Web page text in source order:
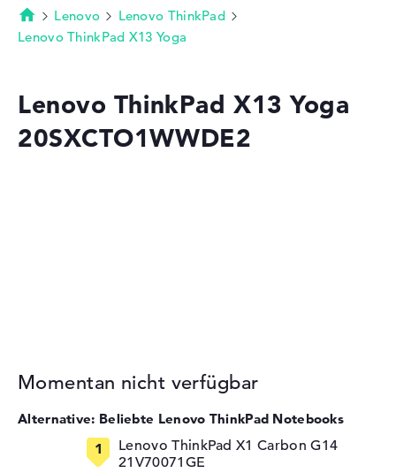
Technik & Wissen
Merkzettel
Startseite
Lenovo
Lenovo ThinkPad
Lenovo ThinkPad X13 Yoga
Lenovo ThinkPad X13 Yoga
20SXCTO1WWDE2
Momentan nicht verfügbar
Alternative: Beliebte Lenovo ThinkPad Notebooks
Lenovo ThinkPad X1 Carbon G14
21V70071GE